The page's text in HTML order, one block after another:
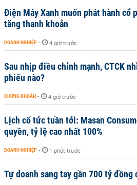
Điện Máy Xanh muốn phát hành cổ
tăng thanh khoản
DOANH NGHIỆP - 4 giờ trước
Sau nhịp điều chỉnh mạnh, CTCK
phiếu nào?
CHỨNG KHOÁN - 4 giờ trước
Lịch cổ tức tuần tới: Masan
quyền, tỷ lệ cao nhất 100%
DOANH NGHIỆP - 1 phút trước
Tự doanh sang tay gần 700 tỷ đồng